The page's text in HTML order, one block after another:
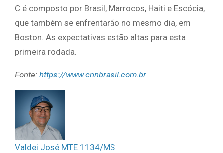
C é composto por Brasil, Marrocos, Haiti e Escócia,
que também se enfrentarão no mesmo dia, em
Boston. As expectativas estão altas para esta
primeira rodada.
Fonte: https://www.cnnbrasil.com.br
Valdei José MTE 1134/MS